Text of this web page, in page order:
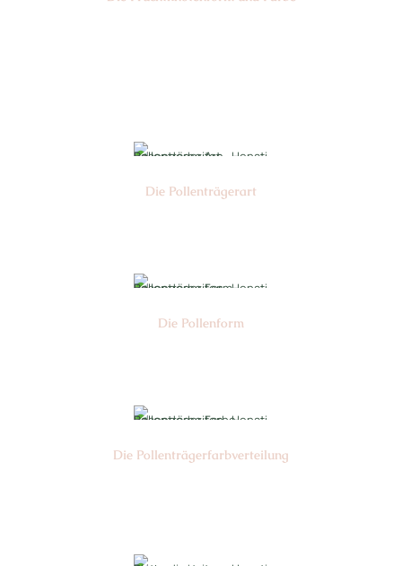
Die Pollen­trägerart
Die Pollen­form
Die Pollen­trägerfarb­verteilung